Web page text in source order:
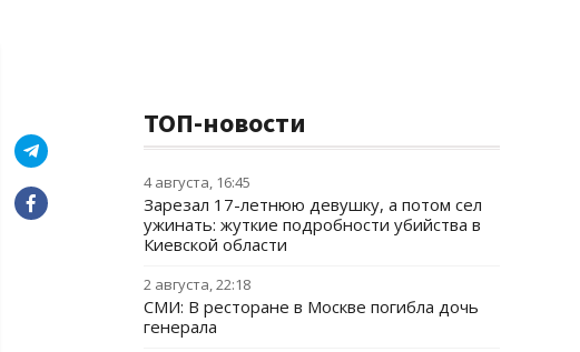
ТОП-новости
4 августа, 16:45
Зарезал 17-летнюю девушку, а потом сел
ужинать: жуткие подробности убийства в
Киевской области
2 августа, 22:18
СМИ: В ресторане в Москве погибла дочь
генерала